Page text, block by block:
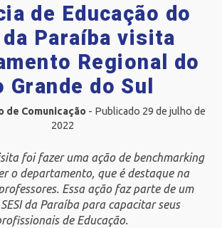
de Educação do
da Paraíba visita
Regional do
Grande do Sul
de Comunicação - Publicado 29 de julho de
2022
foi fazer uma ação de benchmarking
o departamento, que é destaque na
Essa ação faz parte de um
da Paraíba para capacitar seus
de Educação.